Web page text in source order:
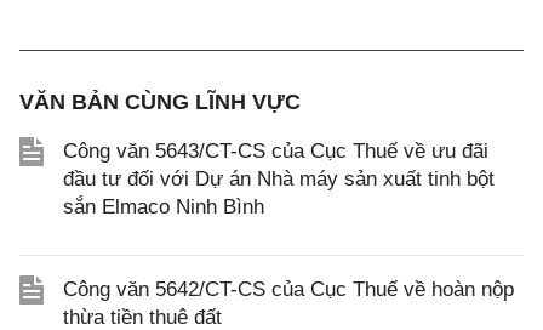
VĂN BẢN CÙNG LĨNH VỰC
Công văn 5643/CT-CS của Cục Thuế về ưu đãi
đầu tư đối với Dự án Nhà máy sản xuất tinh bột
sắn Elmaco Ninh Bình
Công văn 5642/CT-CS của Cục Thuế về hoàn nộp
thừa tiền thuê đất